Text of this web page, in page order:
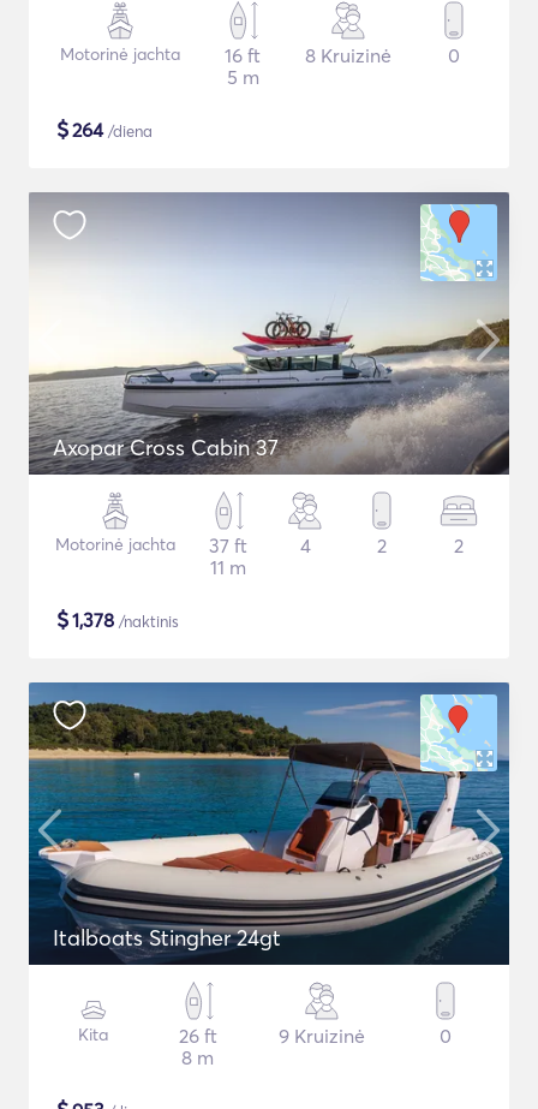
Motorinė jachta
16 ft
5 m
8 Kruizinė 0
$264/diena
Axopar Cross Cabin 37
Motorinė jachta
37 ft
11 m
4 2 2
$1,378 /naktinis
Italboats Stingher 24gt
Kita
26 ft
8 m
9 Kruizinė 0